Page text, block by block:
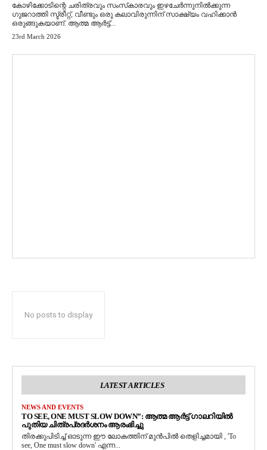
കോഴിക്കോടിന്റെ ചരിത്രവും സംസ്‌കാരവും ഇഴചേർന്നുനിൽക്കുന്ന
ഗുജറാത്തി സ്ട്രീറ്റ്, വീണ്ടും ഒരു കലാവിരുന്നിന് സാക്ഷ്യം വഹിക്കാൻ
ഒരുങ്ങുകയാണ്. ആത്മ ആർട്ട്...
23rd March 2026
No posts to display
LATEST ARTICLES
NEWS AND EVENTS
TO SEE, ONE MUST SLOW DOWN”: ആത്മ ആർട്ട് ഗാലറിയിൽ
പുതിയ ചിത്രപ്രദർശനം ആരംഭിച്ചു
തിരക്കുപിടിച്ച് ഓടുന്ന ഈ ലോകത്തിന് മുൻപിൽ തെളിച്ചമായി , 'To
see, One must slow down' എന്ന...